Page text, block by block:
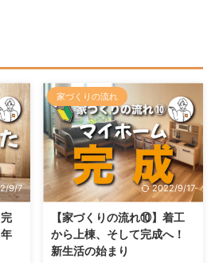
9/7
家づくりの流れ
2022/9/17
【家づくりの流れ⑩】着工
から上棟、そして完成へ！
新生活の始まり